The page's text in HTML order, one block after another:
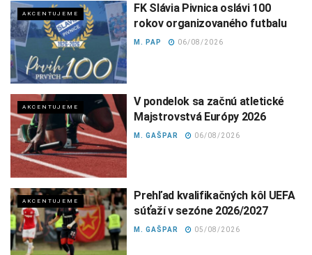
AKCENTUJEME
FK Slávia Pivnica oslávi 100
rokov organizovaného futbalu
M. PAP 06/08/2026
AKCENTUJEME
V pondelok sa začnú atletické
Majstrovstvá Európy 2026
M. GAŠPAR 06/08/2026
AKCENTUJEME
Prehľad kvalifikačných kôl UEFA
súťaží v sezóne 2026/2027
M. GAŠPAR 05/08/2026